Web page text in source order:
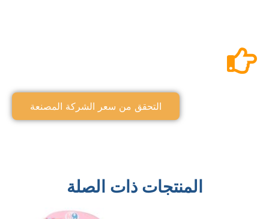
التحقق من سعر الشركة المصنعة
المنتجات ذات الصلة